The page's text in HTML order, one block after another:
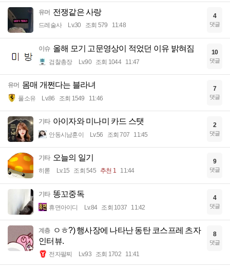
유머 전쟁같은 사랑
드레술사 Lv.30 조회 579 11:48
4
댓글
이슈 올해 모기 고문영상이 적었던 이유 밝혀짐
검찰총장 Lv.90 조회 1044 11:47
10
댓글
유머 몸매 개쩐다는 블라녀
풀소유 Lv.86 조회 1549 11:46
7
댓글
기타 아이자와 미나미 카드 스탯
안동시남훈이 Lv.56 조회 707 11:45
2
댓글
기타 오늘의 일기
히롣 Lv.15 조회 545 추천 1 11:44
9
댓글
기타 똥꼬중독
휴면아이디 Lv.84 조회 1037 11:42
4
댓글
계층
ㅇㅎ?) 행사장에 나타난 동탄 코스프레 츠자
인터뷰.
전자팔찌 Lv.93 조회 1702 11:41
8
댓글